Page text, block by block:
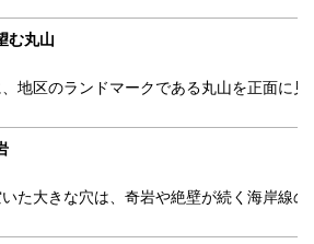
む丸山
地区のランドマークである丸山を正面に見
た大きな穴は、奇岩や絶壁が続く海岸線